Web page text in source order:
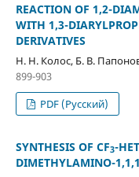
REACTION OF 1,2-
WITH 1,3-
DERIVATIVES
Н. Н. Колос, Б. В.
899-903
PDF (Русский)
SYNTHESIS OF CF3-
DIMETHYLAMINO-